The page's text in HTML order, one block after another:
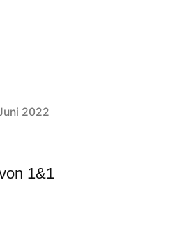
2022
1&1